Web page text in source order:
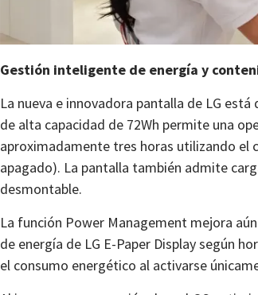
Gestión inteligente de energía y
La nueva e innovadora pantalla de LG
de alta capacidad de 72Wh permite una
aproximadamente tres horas utilizando el
apagado). La pantalla también admite
desmontable.
La función Power Management mejora
de energía de LG E-Paper Display según
el consumo energético al activarse